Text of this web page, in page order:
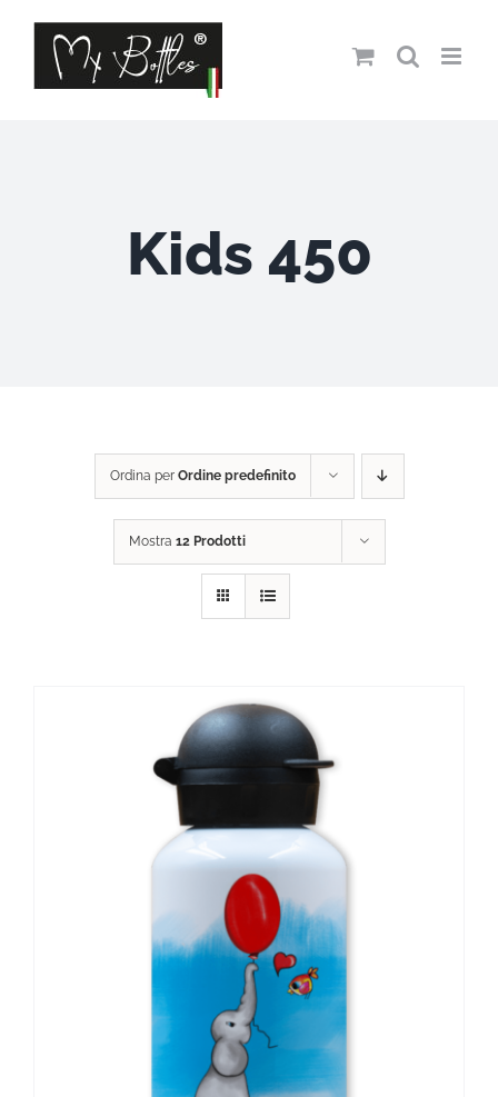
contenuto
Kids 450
Ordina per Ordine predefinito
Mostra 12 Prodotti